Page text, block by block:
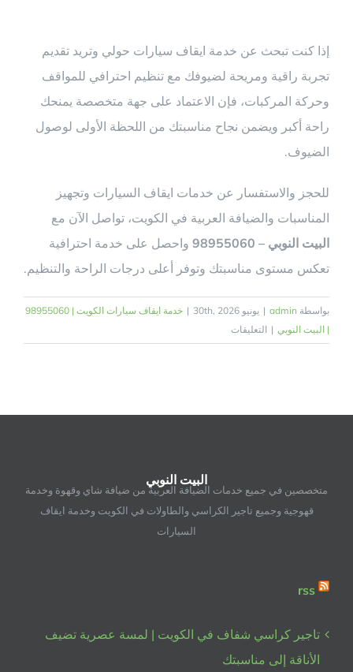
إذا كنت تبحث عن خدمة ايقاف سيارات حولي وتريد تقديم
تجربة راقية ومريحة لضيوفك مع تنظيم احترافي للمواقف
وحركة المركبات، فإن الاعتماد على جهة متخصصة يمنحك
راحة أكبر ويضمن نجاح مناسبتك من اللحظة الأولى لوصول
الضيوف.
للحجز والاستفسار عن خدمات ايقاف السيارات وتجهيز
المناسبات والضيافة العربية في الكويت، تواصل الآن مع
البيت النوبي – 98955060
واحصل على خدمة احترافية
تعكس مستوى مناسبتك وتوفر أعلى درجات الراحة والتنظيم.
بواسطة admin
| يونيو 30th, 2026 |
خدمة ايقاف سيارات الكويت | 98955060
| البيت النوبي | التعليقات
خدمة
للمواقف
الضيوف
البيت النوبي
متخصصين في جميع خدمات الضيافة العربية من ضيافة شاي وقهوة وخدمة
قهوجية وجميع تاجير الكراسي والطاولات في الكويت وخدمة ايقاف
السيارات
rss
تاجير كراسي شفاف في الكويت | لمسة عصرية تضيف
الأناقة إلى مناسبتك